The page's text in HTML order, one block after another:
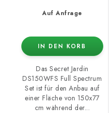
Auf Anfrage
IN DEN KORB
Das Secret Jardin
DS150WFS Full Spectrum
Set ist für den Anbau auf
einer Fläche von 150x77
cm während der...